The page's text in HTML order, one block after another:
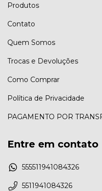
Produtos
Contato
Quem Somos
Trocas e Devoluções
Como Comprar
Política de Privacidade
PAGAMENTO POR
Entre em contato
555511941084326
5511941084326